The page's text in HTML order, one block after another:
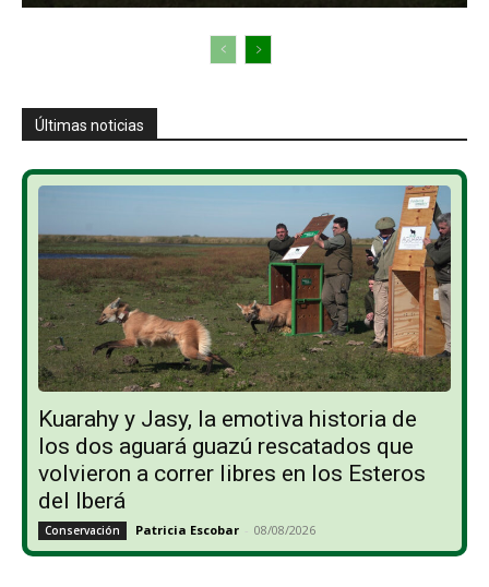
Últimas noticias
Kuarahy y Jasy, la emotiva historia de
los dos aguará guazú rescatados que
volvieron a correr libres en los Esteros
del Iberá
Conservación Patricia Escobar - 08/08/2026